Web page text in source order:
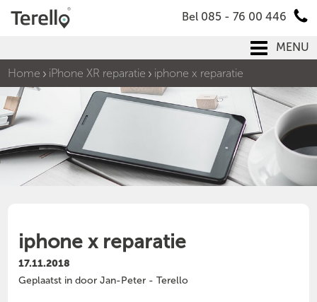
Bel 085 - 76 00 446
MENU
Home
iPhone XR reparatie iphone x reparatie
iphone x reparatie
17.11.2018
Geplaatst in door Jan-Peter - Terello